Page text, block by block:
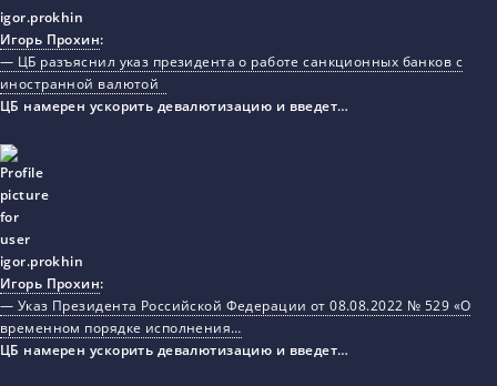
Игорь Прохин:
— ЦБ разъяснил указ президента о работе санкционных банков с
иностранной валютой
ЦБ намерен ускорить девалютизацию и введет…
Игорь Прохин:
— Указ Президента Российской Федерации от 08.08.2022 № 529 «О
временном порядке исполнения…
ЦБ намерен ускорить девалютизацию и введет…